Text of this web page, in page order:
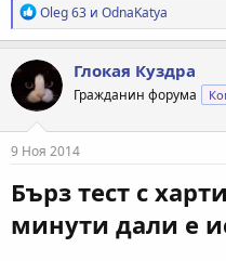
Р
е
а
к
ц
и
и
:
Oleg 63 и OdnaKatya
Глокая Куздра
Гражданин форума
9 Ноя 2014
Бърз тест с
минути дали е